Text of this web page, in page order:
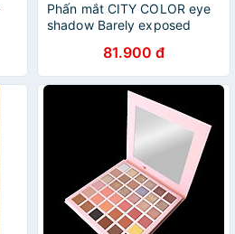
Phấn mắt CITY COLOR eye
shadow Barely exposed
81.900 đ